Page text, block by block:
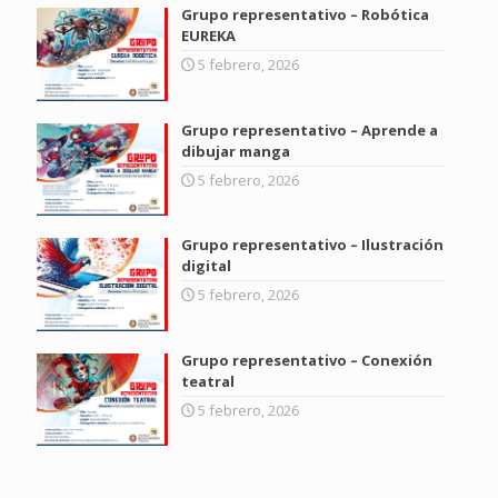
Grupo representativo – Robótica
EUREKA
5 febrero, 2026
Grupo representativo – Aprende a
dibujar manga
5 febrero, 2026
Grupo representativo – Ilustración
digital
5 febrero, 2026
Grupo representativo – Conexión
teatral
5 febrero, 2026